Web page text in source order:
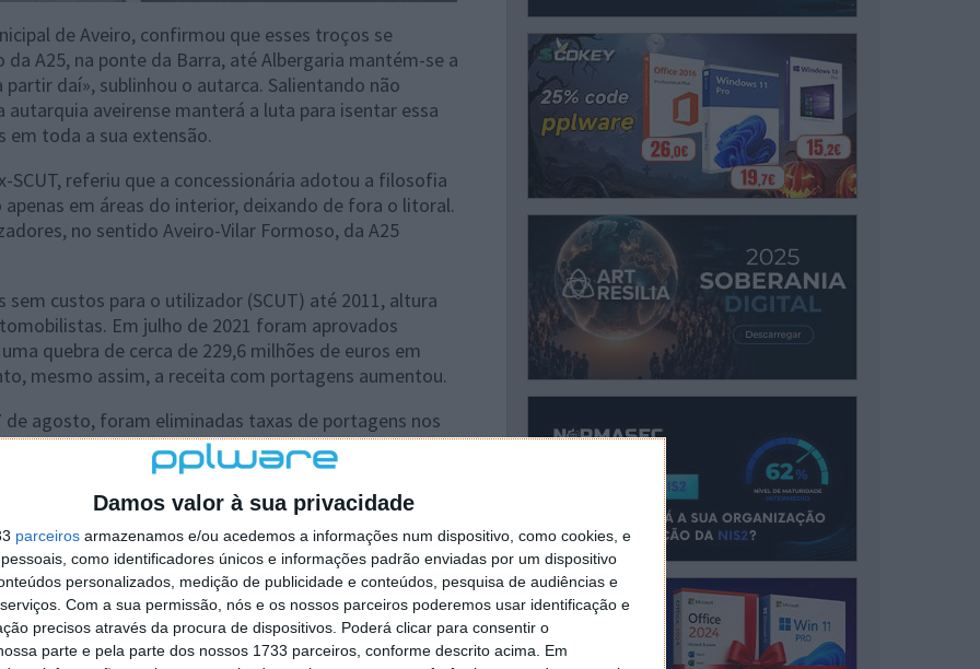
Damos valor à sua privacidade
parceiros armazenamos e/ou acedemos a informações num dispositivo, como cookies, e
como identificadores únicos e informações padrão enviadas por um dispositivo
personalizados, medição de publicidade e conteúdos, pesquisa de audiências e
Com a sua permissão, nós e os nossos parceiros poderemos usar identificação e
precisos através da procura de dispositivos. Poderá clicar para consentir o
parte e pela parte dos nossos 1733 parceiros, conforme descrito acima. Em
de Aveiro, confirmou que esses troços se
A25, na ponte da Barra, até Albergaria mantém-se a
daí», sublinhou o autarca. Salientando não
aveirense manterá a luta para isentar essa
toda a sua extensão.
SCUT, referiu que a concessionária adotou a filosofia
em áreas do interior, deixando de fora o litoral.
no sentido Aveiro-Vilar Formoso, da A25
custos para o utilizador (SCUT) até 2011, altura
Em julho de 2021 foram aprovados
quebra de cerca de 229,6 milhões de euros em
mesmo assim, a receita com portagens aumentou.
de agosto, foram eliminadas taxas de portagens nos
e em vias onde não existam alternativas que
revogando o Decreto-Lei n.º 97/2023, de 17 de
tem mais de um ano